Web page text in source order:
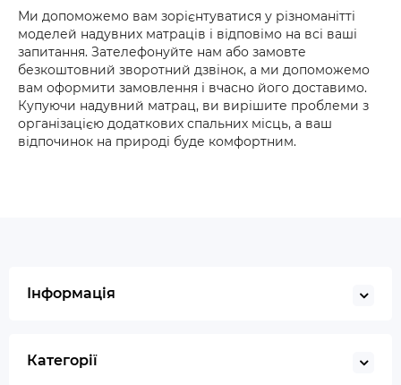
Ми допоможемо вам зорієнтуватися у різноманітті
моделей надувних матраців і відповімо на всі ваші
запитання. Зателефонуйте нам або замовте
безкоштовний зворотний дзвінок, а ми допоможемо
вам оформити замовлення і вчасно його доставимо.
Купуючи надувний матрац, ви вирішите проблеми з
організацією додаткових спальних місць, а ваш
відпочинок на природі буде комфортним.
Інформація
Категорії